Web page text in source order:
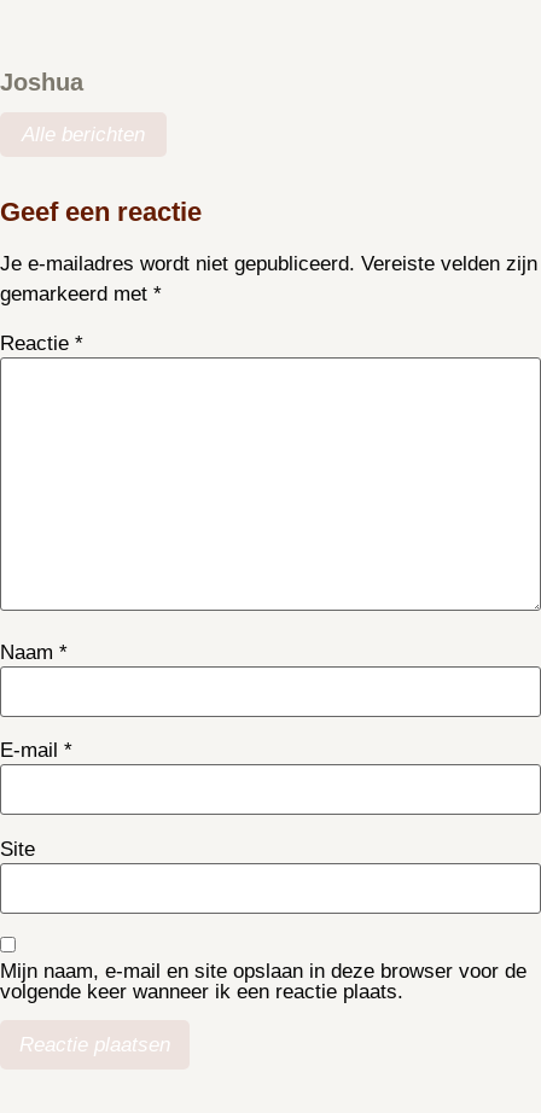
Joshua
Alle berichten
Geef een reactie
Je e-mailadres wordt niet gepubliceerd. Vereiste velden zijn
gemarkeerd met *
Reactie *
Naam *
E-mail *
Site
Mijn naam, e-mail en site opslaan in deze browser voor de
volgende keer wanneer ik een reactie plaats.